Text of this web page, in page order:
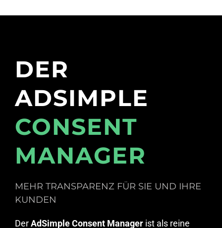
DER
ADSIMPLE
CONSENT
MANAGER
MEHR TRANSPARENZ FÜR SIE UND IHRE
KUNDEN
DerAdSimple Consent Manager ist als reine